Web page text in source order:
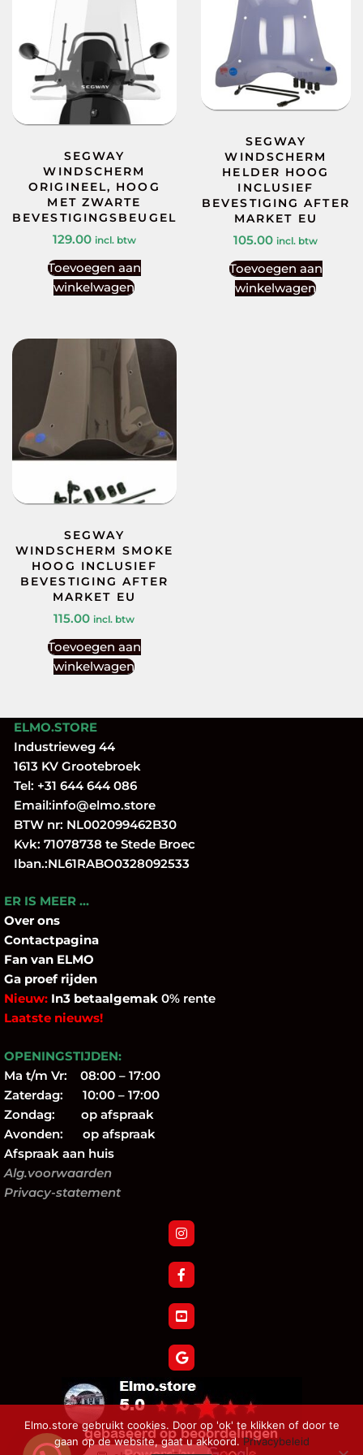
SEGWAY
WINDSCHERM
ORIGINEEL, HOOG
MET ZWARTE
BEVESTIGINGSBEUGEL
129.00 incl. btw
Toevoegen aan
winkelwagen
SEGWAY
WINDSCHERM
HELDER HOOG
INCLUSIEF
BEVESTIGING AFTER
MARKET EU
105.00 incl. btw
Toevoegen aan
winkelwagen
SEGWAY
WINDSCHERM SMOKE
HOOG INCLUSIEF
BEVESTIGING AFTER
MARKET EU
115.00 incl. btw
Toevoegen aan
winkelwagen
ELMO.STORE
Industrieweg 44
1613 KV Grootebroek
Tel: +31 644 644 086
Email:info@elmo.store
BTW nr: NL002099462B30
Kvk: 71078738 te Stede Broec
Iban.:NL61RABO0328092533
ER IS MEER …
Over ons
Contactpagina
Fan van ELMO
Ga proef rijden
Nieuw: In3 betaalgemak 0% rente
Laatste nieuws!
OPENINGSTIJDEN:
Ma t/m Vr: 08:00 – 17:00
Zaterdag: 10:00 – 17:00
Zondag: op afspraak
Avonden: op afspraak
Afspraak aan huis
Alg.voorwaarden
Privacy-statement
Elmo.store gebruikt cookies. Door op 'ok' te klikken of door te
gaan op de website, gaat u akkoord.Privacybeleid